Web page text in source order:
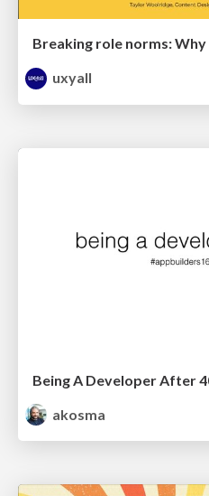
uxyall
Being A Developer After
akosma